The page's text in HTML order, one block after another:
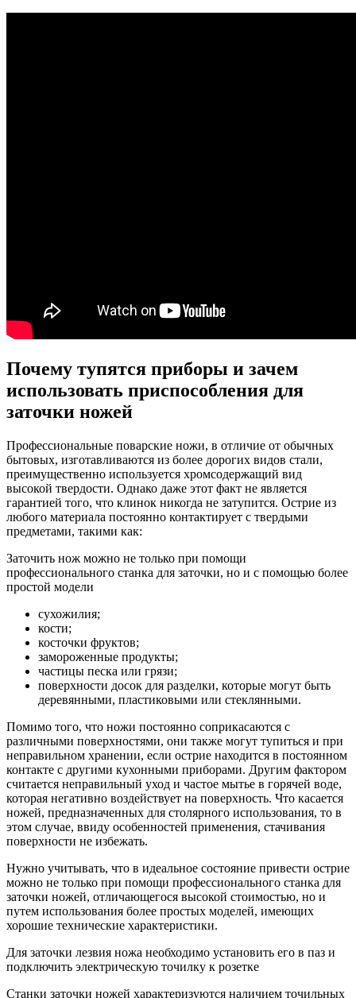
Почему тупятся приборы и зачем
использовать приспособления для
заточки ножей
Профессиональные поварские ножи, в отличие от обычных
бытовых, изготавливаются из более дорогих видов стали,
преимущественно используется хромсодержащий вид
высокой твердости. Однако даже этот факт не является
гарантией того, что клинок никогда не затупится. Острие из
любого материала постоянно контактирует с твердыми
предметами, такими как:
Заточить нож можно не только при помощи
профессионального станка для заточки, но и с помощью более
простой модели
сухожилия;
кости;
косточки фруктов;
замороженные продукты;
частицы песка или грязи;
поверхности досок для разделки, которые могут быть
деревянными, пластиковыми или стеклянными.
Помимо того, что ножи постоянно соприкасаются с
различными поверхностями, они также могут тупиться и при
неправильном хранении, если острие находится в постоянном
контакте с другими кухонными приборами. Другим фактором
считается неправильный уход и частое мытье в горячей воде,
которая негативно воздействует на поверхность. Что касается
ножей, предназначенных для столярного использования, то в
этом случае, ввиду особенностей применения, стачивания
поверхности не избежать.
Нужно учитывать, что в идеальное состояние привести острие
можно не только при помощи профессионального станка для
заточки ножей, отличающегося высокой стоимостью, но и
путем использования более простых моделей, имеющих
хорошие технические характеристики.
Для заточки лезвия ножа необходимо установить его в паз и
подключить электрическую точилку к розетке
Станки заточки ножей характеризуются наличием точильных